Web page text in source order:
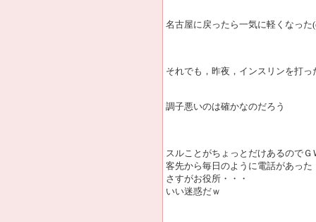
名古屋に戻ったら一気に軽くなった
それでも，昨夜，インスリンを打
調子悪いのは確かなのだろう
スルことがちょっとだけあるので
客先から毎日のように電話があった
さすがお役所・・・
いい迷惑だｗ